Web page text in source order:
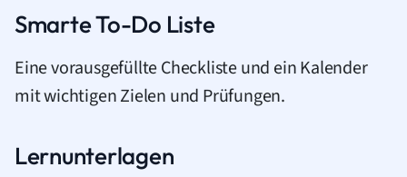
Smarte To-Do Liste
Eine vorausgefüllte Checkliste und ein Kalender
mit wichtigen Zielen und Prüfungen.
Lernunterlagen